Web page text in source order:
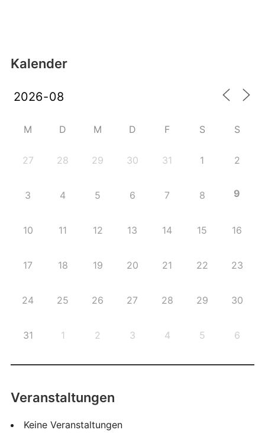
Kalender
M D M D F S S
27 28 29 30 31 1 2
3 4 5 6 7 8 9
10 11 12 13 14 15 16
17 18 19 20 21 22 23
24 25 26 27 28 29 30
31 1 2 3 4 5 6
Veranstaltungen
Keine Veranstaltungen